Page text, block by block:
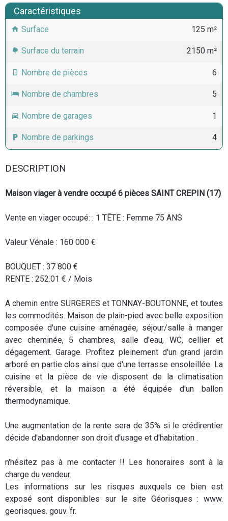
Caractéristiques
Surface 125 m²
Surface du terrain 2150 m²
Nombre de pièces 6
Nombre de chambres 5
Nombre de garages 1
Nombre de parkings 4
DESCRIPTION
Maison viager à vendre occupé 6 pièces SAINT CREPIN (17)
Vente en viager occupé: : 1 TÊTE : Femme 75 ANS
Valeur Vénale : 160 000 €
BOUQUET : 37 800 €
RENTE : 252.01 € / Mois
A chemin entre SURGERES et TONNAY-BOUTONNE, et toutes
les commodités. Maison de plain-pied avec belle exposition
composée d'une cuisine aménagée, séjour/salle à manger
avec cheminée, 5 chambres, salle d'eau, WC, cellier et
dégagement. Garage. Profitez pleinement d'un grand jardin
arboré en partie clos ainsi que d'une terrasse ensoleillée. La
cuisine et la pièce de vie disposent de la climatisation
réversible, et la maison a été équipée d'un ballon
thermodynamique.
Une augmentation de la rente sera de 35% si le crédirentier
décide d'abandonner son droit d'usage et d'habitation .
n'hésitez pas à me contacter !! Les honoraires sont à la
charge du vendeur.
Les informations sur les risques auxquels ce bien est
exposé sont disponibles sur le site Géorisques : www.
georisques. gouv. fr.